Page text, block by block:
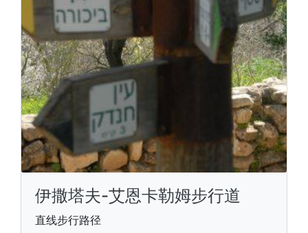
伊撒塔夫-艾恩卡勒姆步行道
直线步行路径